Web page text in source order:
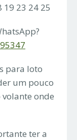
19 23 24 25
para loto
um pouco
onde
ter a